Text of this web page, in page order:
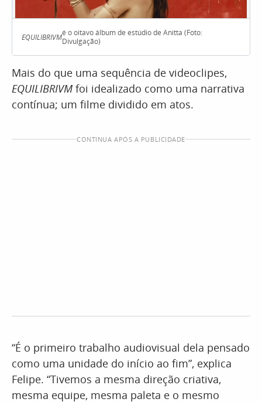
EQUILIBRIVMé o oitavo álbum de estúdio de Anitta (Foto:
Divulgação)
Mais do que uma sequência de videoclipes,
EQUILIBRIVM foi idealizado como uma narrativa
contínua; um filme dividido em atos.
CONTINUA APÓS A PUBLICIDADE
“É o primeiro trabalho audiovisual dela pensado
como uma unidade do início ao fim”, explica
Felipe. “Tivemos a mesma direção criativa,
mesma equipe, mesma paleta e o mesmo